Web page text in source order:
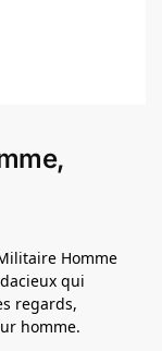
Homme
qui
regards,
homme.